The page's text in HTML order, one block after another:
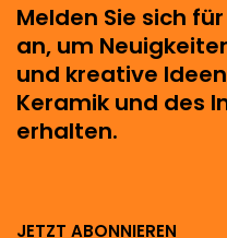
Melden Sie sich
an, um
und kreative
Keramik und des
erhalten.
JETZT ABONNIEREN